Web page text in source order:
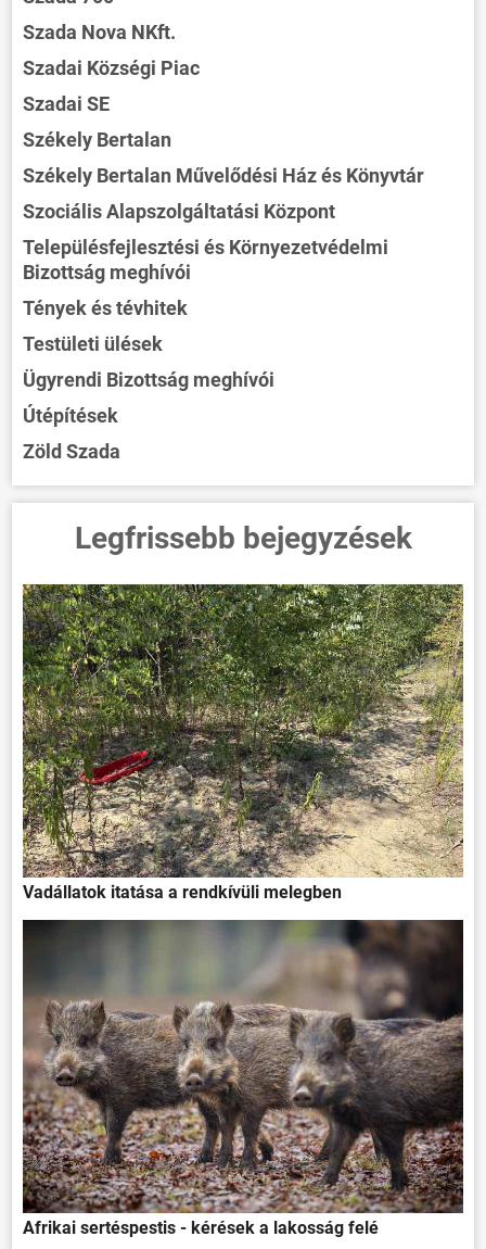
Szada Nova NKft.
Szadai Községi Piac
Szadai SE
Székely Bertalan
Székely Bertalan Művelődési Ház és Könyvtár
Szociális Alapszolgáltatási Központ
Településfejlesztési és Környezetvédelmi
Bizottság meghívói
Tények és tévhitek
Testületi ülések
Ügyrendi Bizottság meghívói
Útépítések
Zöld Szada
Legfrissebb bejegyzések
Vadállatok itatása a rendkívüli melegben
Afrikai sertéspestis - kérések a lakosság felé